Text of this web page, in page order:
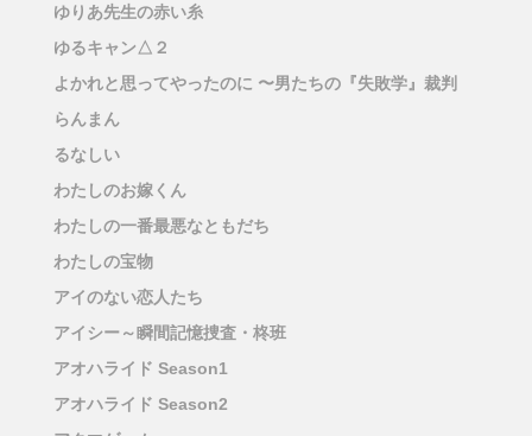
ゆりあ先生の赤い糸
ゆるキャン△２
よかれと思ってやったのに 〜男たちの『失敗学』裁判
らんまん
るなしい
わたしのお嫁くん
わたしの一番最悪なともだち
わたしの宝物
アイのない恋人たち
アイシー～瞬間記憶捜査・柊班
アオハライド Season1
アオハライド Season2